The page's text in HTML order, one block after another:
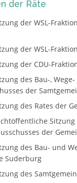
der Räte
der WSL-
der WSL-
der CDU-
des Bau-,
der
des Rates der
Sitzung
der
des Bau- und
Suderburg
des